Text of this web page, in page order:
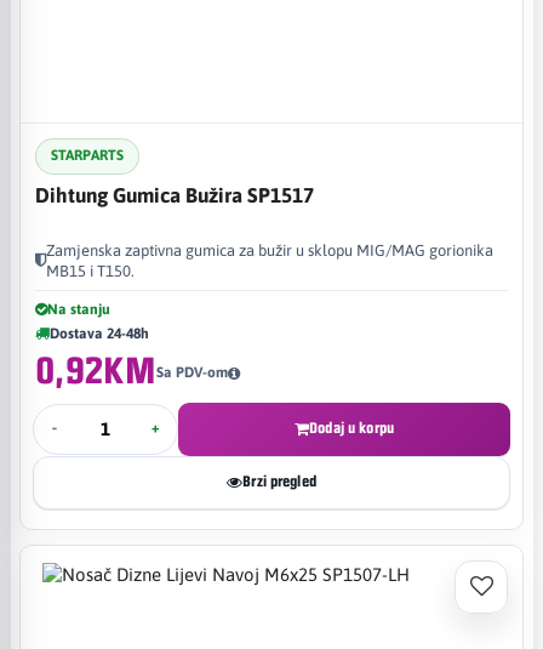
STARPARTS
Dihtung Gumica Bužira SP1517
Zamjenska zaptivna gumica za bužir u sklopu MIG/MAG gorionika
MB15 i T150.
Na stanju
Dostava 24-48h
0,92KMSa PDV-om
- + Dodaj u korpu
Brzi pregled